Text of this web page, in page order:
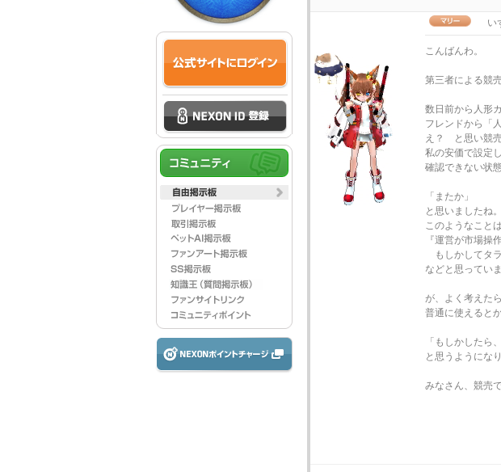
い
こんばんわ。
第三者による競
数日前から人形
フレンドから「
え？ と思い競売
私の安価で設定
確認できない状
「またか」
と思いましたね。
このようなこと
『運営が市場
もしかしてタ
などと思っていま
が、よく考えた
普通に使えると
「もしかしたら
と思うようにな
みなさん、競売